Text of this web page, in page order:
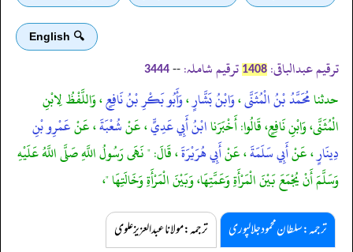
🔍 English
ترقیم عبدالباقی: 1408 ترقیم شاملہ: --
3444
حدثنامُحَمَّدُ بْنُ الْمُثَنَّى،وَابْنُ بَشَّارٍ،وَأَبُو بَكْرِ بْنُ نَافِعٍ، وَاللَّفْظُ لِابْنِ
الْمُثَنَّى، وَابْنِ نَافِعٍ، قَالُوا: أَخْبَرَناابْنُ أَبِي عَدِيٍّ، عَنْشُعْبَةَ، عَنْعَمْرِو بْنِ
دِينَارٍ، عَنْأَبِي سَلَمَةَ، عَنْأَبِي هُرَيْرَةَ، قَالَ: " نَهَى رَسُولُ اللَّهِ صَلَّى اللَّهُ عَلَيْهِ
وَسَلَّمَ أَنْ يُجْمَعَ بَيْنَ الْمَرْأَةِ وَعَمَّتِهَا، وَبَيْنَ الْمَرْأَةِ وَخَالَتِهَا "،
ترجمہ:سلطان محمود جلالپوری ترجمہ:مولانا عبدالعزیز علوی